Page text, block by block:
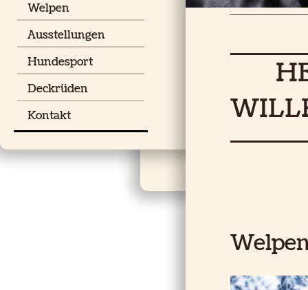
Welpen
Ausstellungen
Hundesport
Deckrüden
Kontakt